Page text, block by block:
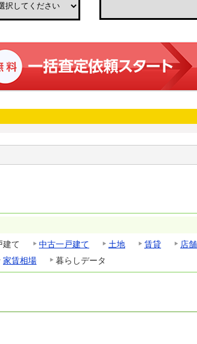
建て 中古一戸建て 土地 賃貸 店
家賃相場 暮らしデータ